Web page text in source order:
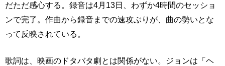
だただ感心する。録音は4月13日、わずか4時間のセッショ
ンで完了。作曲から録音までの速攻ぶりが、曲の勢いとな
って反映されている。
歌詞は、映画のドタバタ劇とは関係がない。ジョンは「ヘ